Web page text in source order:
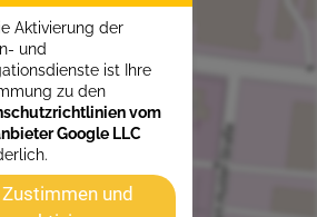
Aktivierung der
und
ist Ihre
zu den
vom
Google LLC
Zustimmen und